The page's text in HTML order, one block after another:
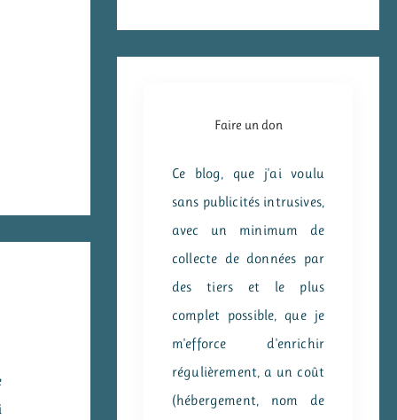
Faire un don
Ce blog, que j'ai voulu
sans publicités intrusives,
avec un minimum de
collecte de données par
des tiers et le plus
complet possible, que je
m'efforce d'enrichir
régulièrement, a un coût
(hébergement, nom de